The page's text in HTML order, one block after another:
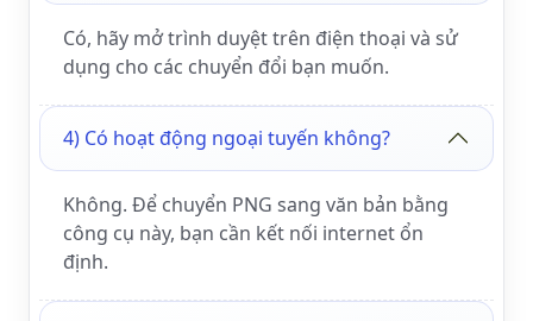
Có, hãy mở trình duyệt trên điện thoại và sử
dụng cho các chuyển đổi bạn muốn.
4) Có hoạt động ngoại tuyến không?
Không. Để chuyển PNG sang văn bản bằng
công cụ này, bạn cần kết nối internet ổn
định.